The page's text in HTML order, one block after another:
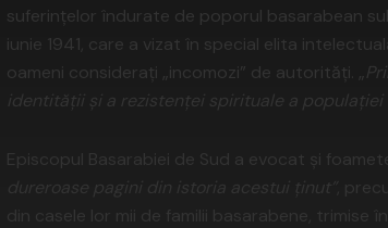
suferințelor îndurate de poporul basarabean
iunie 1941, care a vizat în special elita
oameni considerați „incomozi” de autorități. „
identității și a rezistenței spirituale a
Episcopul Basarabiei de Sud a evocat și
dureroase pagini din istoria acestui ținut”
,
din casele lor mii de familii basarabene, trimise